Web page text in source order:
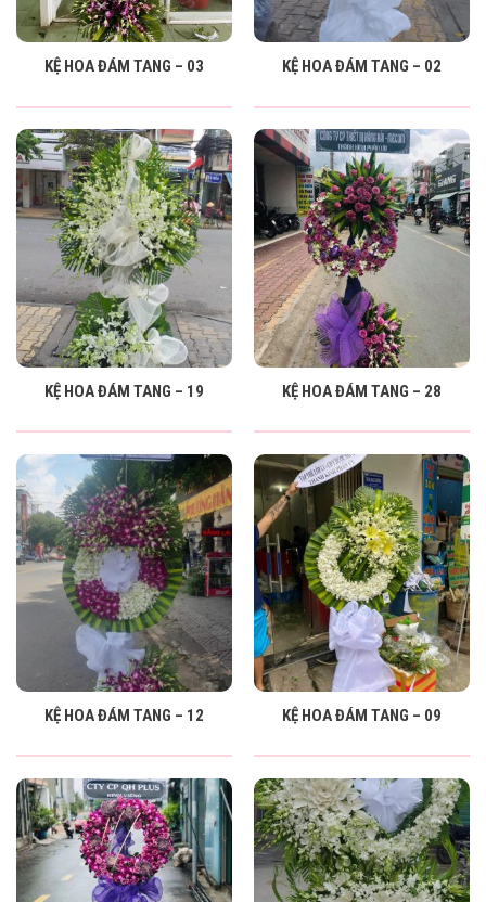
KỆ HOA ĐÁM TANG – 03 KỆ HOA ĐÁM TANG – 02
KỆ HOA ĐÁM TANG – 19 KỆ HOA ĐÁM TANG – 28
KỆ HOA ĐÁM TANG – 12 KỆ HOA ĐÁM TANG – 09